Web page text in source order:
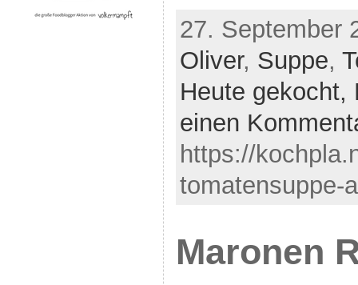
27. September
Oliver, Suppe,
Heute gekocht,
einen
https://
tomatensuppe-
Maronen